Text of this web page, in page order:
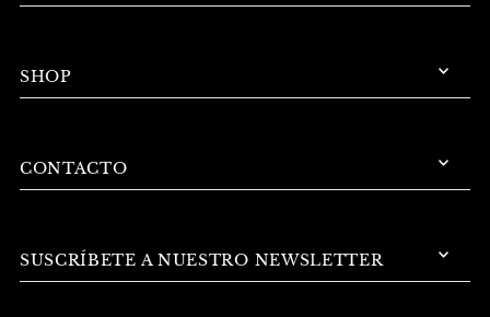
SHOP
CONTACTO
SUSCRÍBETE A NUESTRO NEWSLETTER